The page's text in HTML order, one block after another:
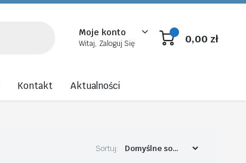
Moje konto
Witaj, Zaloguj Się 0,00 zł
Kontakt Aktualności
Sortuj: